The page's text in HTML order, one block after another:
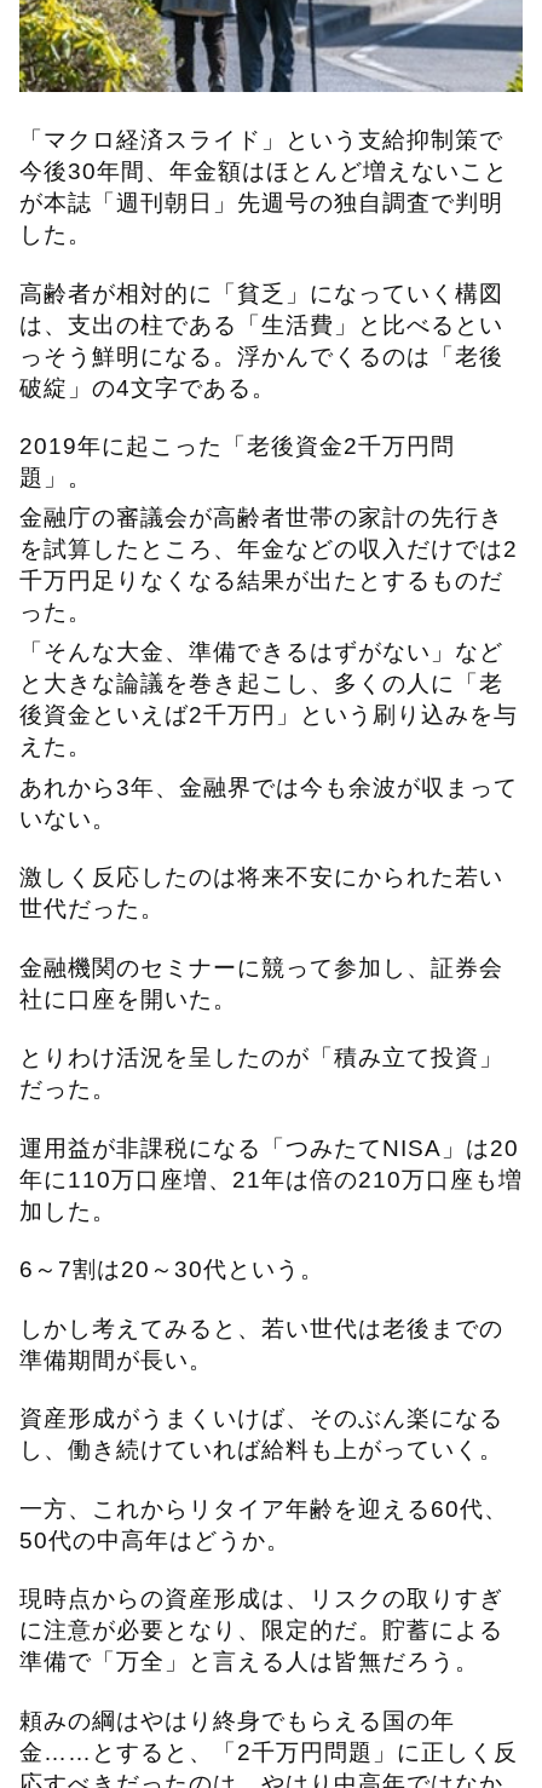
「マクロ経済スライド」という支給抑制策で
今後30年間、年金額はほとんど増えないこと
が本誌「週刊朝日」先週号の独自調査で判明
した。
高齢者が相対的に「貧乏」になっていく構図
は、支出の柱である「生活費」と比べるとい
っそう鮮明になる。浮かんでくるのは「老後
破綻」の4文字である。
2019年に起こった「老後資金2千万円問
題」。
金融庁の審議会が高齢者世帯の家計の先行き
を試算したところ、年金などの収入だけでは2
千万円足りなくなる結果が出たとするものだ
った。
「そんな大金、準備できるはずがない」など
と大きな論議を巻き起こし、多くの人に「老
後資金といえば2千万円」という刷り込みを与
えた。
あれから3年、金融界では今も余波が収まって
いない。
激しく反応したのは将来不安にかられた若い
世代だった。
金融機関のセミナーに競って参加し、証券会
社に口座を開いた。
とりわけ活況を呈したのが「積み立て投資」
だった。
運用益が非課税になる「つみたてNISA」は20
年に110万口座増、21年は倍の210万口座も増
加した。
6～7割は20～30代という。
しかし考えてみると、若い世代は老後までの
準備期間が長い。
資産形成がうまくいけば、そのぶん楽になる
し、働き続けていれば給料も上がっていく。
一方、これからリタイア年齢を迎える60代、
50代の中高年はどうか。
現時点からの資産形成は、リスクの取りすぎ
に注意が必要となり、限定的だ。貯蓄による
準備で「万全」と言える人は皆無だろう。
頼みの綱はやはり終身でもらえる国の年
金……とすると、「2千万円問題」に正しく反